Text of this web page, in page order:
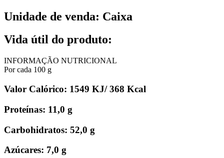
Unidade de venda: Caixa
Vida útil do produto:
INFORMAÇÃO NUTRICIONAL
Por cada 100 g
Valor Calórico: 1549 KJ/ 368 Kcal
Proteínas: 11,0 g
Carbohidratos: 52,0 g
Azúcares: 7,0 g